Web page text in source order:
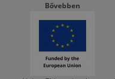
Bővebben